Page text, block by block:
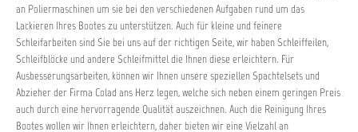
an Poliermaschinen um sie bei den verschiedenen Aufgaben rund um das
Lackieren Ihres Bootes zu unterstützen. Auch für kleine und feinere
Schleifarbeiten sind Sie bei uns auf der richtigen Seite, wir haben Schleiffeilen,
Schleifblöcke und andere Schleifmittel die Ihnen diese erleichtern. Für
Ausbesserungsarbeiten, können wir Ihnen unsere speziellen Spachtelsets und
Abzieher der Firma Colad ans Herz legen, welche sich neben einem geringen Preis
auch durch eine hervorragende Qualität auszeichnen. Auch die Reinigung Ihres
Bootes wollen wir Ihnen erleichtern, daher bieten wir eine Vielzahl an